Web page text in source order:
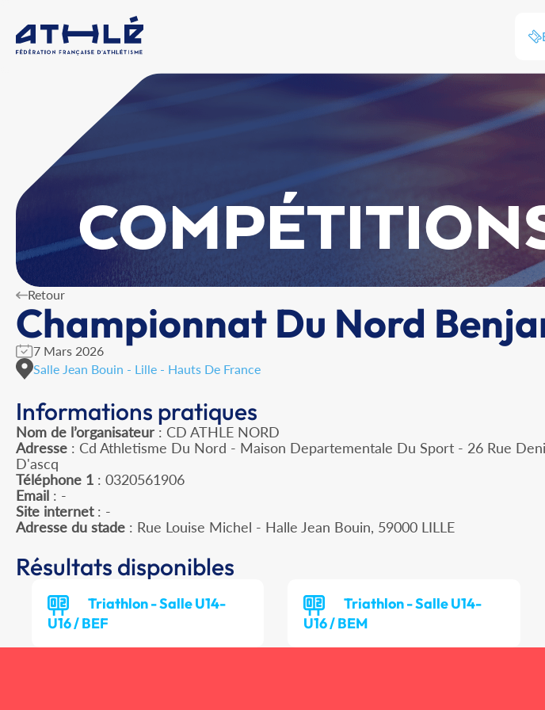
Retour
Championnat Du Nord
7 Mars 2026
Salle Jean Bouin - Lille - Hauts De France
Informations pratiques
Nom de l’organisateur : CD ATHLE NORD
Adresse : Cd Athletisme Du Nord - Maison Departementale Du Sport - 26 Rue
D'ascq
Téléphone 1 : 0320561906
Email : -
Site internet: -
Adresse du stade : Rue Louise Michel - Halle Jean Bouin, 59000 LILLE
Résultats disponibles
Triathlon - Salle U14-
U16 / BEF
Triathlon - Salle U14-
U16 / BEM